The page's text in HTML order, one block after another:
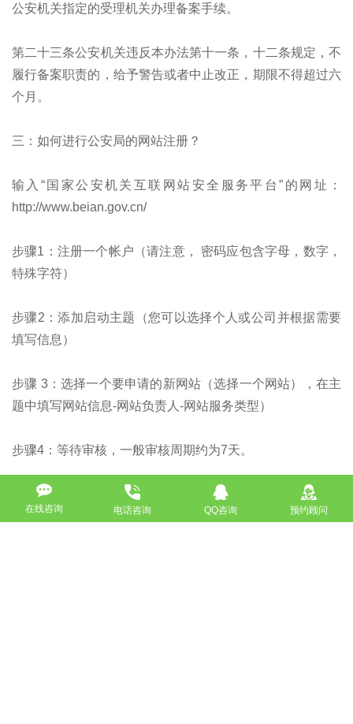
公安机关指定的受理机关办理备案手续。
第二十三条公安机关违反本办法第十一条，十二条规定，不
履行备案职责的，给予警告或者中止改正，期限不得超过六
个月。
三：如何进行公安局的网站注册？
输入“国家公安机关互联网站安全服务平台”的网址：
http://www.beian.gov.cn/
步骤1：注册一个帐户（请注意， 密码应包含字母，数字，
特殊字符）
步骤2：添加启动主题（您可以选择个人或公司并根据需要
填写信息）
步骤 3：选择一个要申请的新网站（选择一个网站），在主
题中填写网站信息-网站负责人-网站服务类型）
步骤4：等待审核，一般审核周期约为7天。
如果您仍然不了解，可以咨询我们的酷站建设公司，我们将
协助您完成网站公共安全备案的所有程序。 我们的网站上
在线咨询 电话咨询 QQ咨询 预约顾问